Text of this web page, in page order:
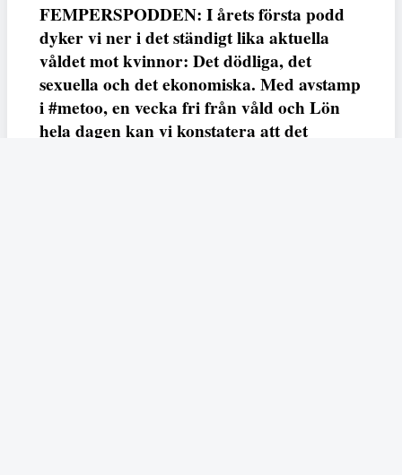
FEMPERSPODDEN: I årets första podd
dyker vi ner i det ständigt lika aktuella
våldet mot kvinnor: Det dödliga, det
sexuella och det ekonomiska. Med avstamp
i #metoo, en vecka fri från våld och Lön
hela dagen kan vi konstatera att det